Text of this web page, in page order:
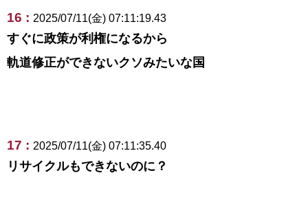
16 : 2025/07/11(金) 07:11:19.43
すぐに政策が利権になるから
軌道修正ができないクソみたいな国
17 : 2025/07/11(金) 07:11:35.40
リサイクルもできないのに？